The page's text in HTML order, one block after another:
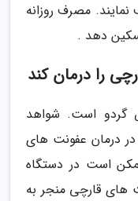
مصرف روزانه
دهد .
گردو است. شواهد
درمان عفونت های
است در دستگاه
های قارچی منجر به